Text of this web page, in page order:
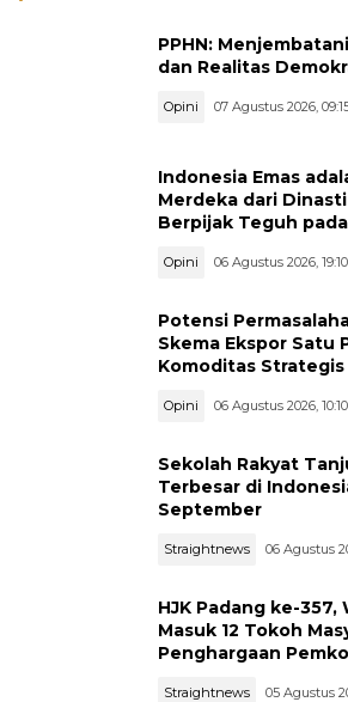
PPHN:
dan Realitas
Opini 07 Agustus 2026,
Indonesia Emas
Merdeka dari
Berpijak Teguh
Opini 06 Agustus 2026,
Potensi
Skema Ekspor Satu
Komoditas
Opini 06 Agustus 2026,
Sekolah Rakyat
Terbesar di
September
Straightnews 06 Agustus
HJK Padang ke-357,
Masuk 12 Tokoh
Penghargaan
Straightnews 05 Agustus